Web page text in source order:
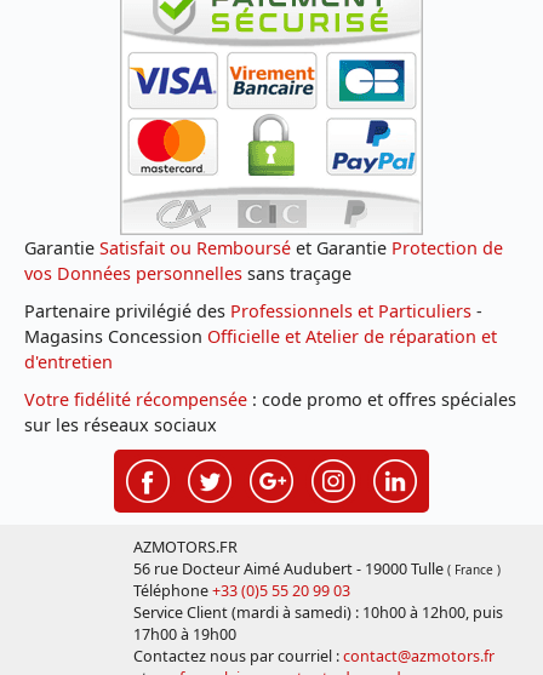
Garantie Satisfait ou Remboursé et Garantie Protection de
vos Données personnelles sans traçage
Partenaire privilégié des Professionnels et Particuliers -
Magasins Concession Officielle et Atelier de réparation et
d'entretien
Votre fidélité récompensée : code promo et offres spéciales
sur les réseaux sociaux
AZMOTORS.FR
56 rue Docteur Aimé Audubert - 19000 Tulle ( France )
Téléphone+33 (0)5 55 20 99 03
Service Client (mardi à samedi) : 10h00 à 12h00, puis
17h00 à 19h00
Contactez nous par courriel :contact@azmotors.fr